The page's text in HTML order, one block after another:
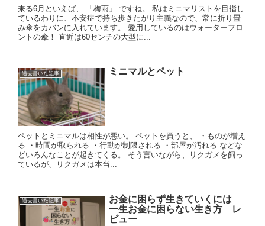
来る6月といえば、 「梅雨」 ですね。 私はミニマリストを目指し
ているわりに、不安症で持ち歩きたがり主義なので、常に折り畳
み傘をカバンに入れています。 愛用しているのはウォーターフロ
ントの傘！ 直近は60センチの大型に...
過去書いた記事 ミニマルとペット
ペットとミニマルは相性が悪い。 ペットを買うと、 ・ものが増え
る ・時間が取られる ・行動が制限される ・部屋が汚れる などな
どいろんなことが起きてくる。 そう言いながら、リクガメを飼っ
ているが、リクガメは本当...
過去書いた記事
お金に困らず生きていくには
一生お金に困らない生き方 レ
ビュー